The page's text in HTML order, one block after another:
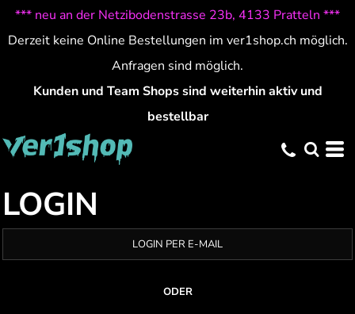
*** neu an der Netzibodenstrasse 23b, 4133 Pratteln ***
Derzeit keine Online Bestellungen im ver1shop.ch möglich.
Anfragen sind möglich.
Kunden und Team Shops sind weiterhin aktiv und
bestellbar
LOGIN
LOGIN PER E-MAIL
ODER